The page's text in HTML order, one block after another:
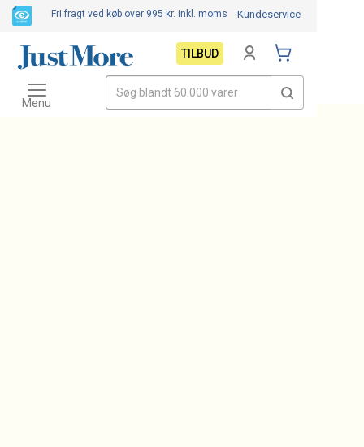
Fri fragt ved køb over 995 kr. inkl. moms Kundeservice
TILBUD
Toggle
navigation
Menu